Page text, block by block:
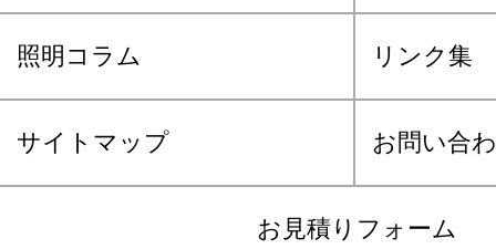
照明コラム リンク集
サイトマップ お問い合
お見積りフォーム